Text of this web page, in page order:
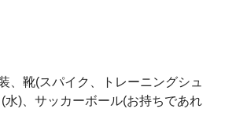
、靴(スパイク、トレーニングシュ
水)、サッカーボール(お持ちであれ